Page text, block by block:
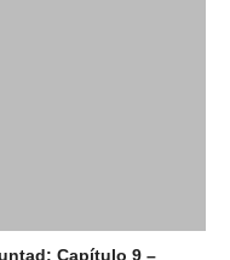
Capítulo 9 –